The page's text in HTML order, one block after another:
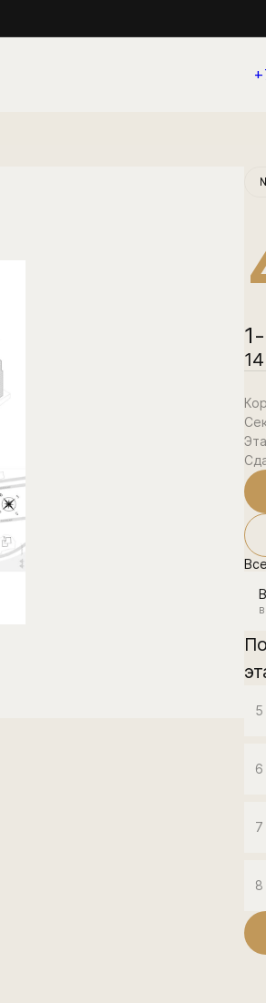
5
6
7
8